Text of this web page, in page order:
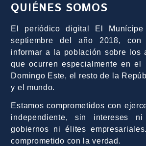
QUIÉNES SOMOS
El periódico digital El
septiembre del año 2018,
informar a la población sobre los
que ocurren especialmente en el
Domingo Este, el resto de la
y el mundo.
Estamos comprometidos con
independiente, sin intereses
gobiernos ni élites
comprometido con la verdad.